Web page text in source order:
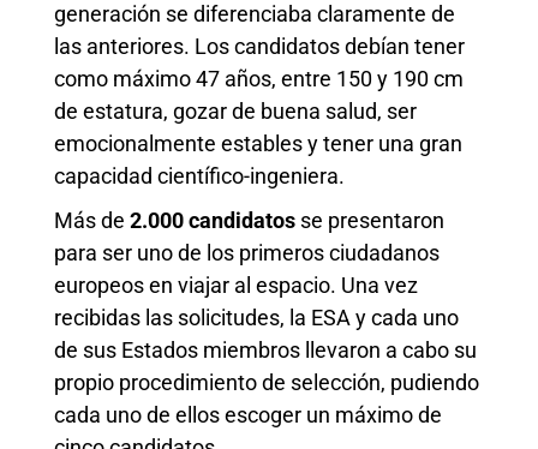
generación se diferenciaba claramente de
las anteriores. Los candidatos debían tener
como máximo 47 años, entre 150 y 190 cm
de estatura, gozar de buena salud, ser
emocionalmente estables y tener una gran
capacidad científico-ingeniera.
Más de 2.000 candidatos se presentaron
para ser uno de los primeros ciudadanos
europeos en viajar al espacio. Una vez
recibidas las solicitudes, la ESA y cada uno
de sus Estados miembros llevaron a cabo su
propio procedimiento de selección, pudiendo
cada uno de ellos escoger un máximo de